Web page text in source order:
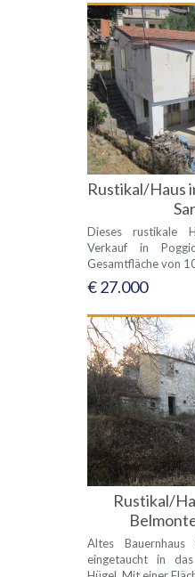
Rustikal/Haus
Dieses rustikale
Verkauf in
Gesamtfläche von
€ 27.000
Rustikal/
Altes
eingetaucht in